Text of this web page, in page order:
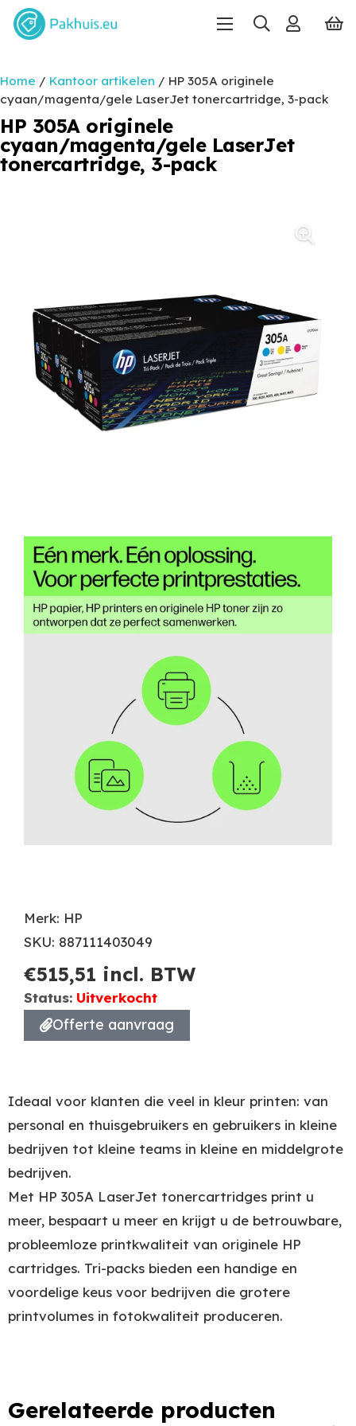
Home / Kantoor artikelen / HP 305A originele
cyaan/magenta/gele LaserJet tonercartridge, 3-pack
HP 305A originele
cyaan/magenta/gele LaserJet
tonercartridge, 3-pack
Merk: HP
SKU: 887111403049
€515,51 incl. BTW
Status: Uitverkocht
Offerte aanvraag
Ideaal voor klanten die veel in kleur printen: van
personal en thuisgebruikers en gebruikers in kleine
bedrijven tot kleine teams in kleine en middelgrote
bedrijven.
Met HP 305A LaserJet tonercartridges print u
meer, bespaart u meer en krijgt u de betrouwbare,
probleemloze printkwaliteit van originele HP
cartridges. Tri-packs bieden een handige en
voordelige keus voor bedrijven die grotere
printvolumes in fotokwaliteit produceren.
Gerelateerde producten